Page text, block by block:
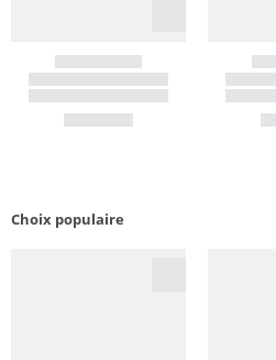
Choix populaire